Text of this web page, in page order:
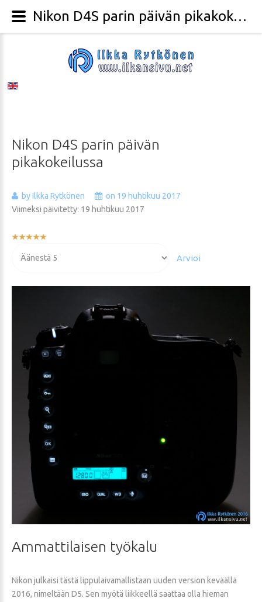
Nikon D4S parin päivän
pikakokeilussa
by Ilkka Rytkönen
on 19 huhtikuu 2017
Viimeksi päivitetty: 19 huhtikuu 2017
Käyttäjän
arvioida
Ammattilaisen työkalu
Nikon julkaisi tästä lippulaivamallistaan uuden version keväällä
2016, nimeltään D5. Sen myötä liikkeellä saattaa olla hieman
Nikon D4S parin päivän pikakokeilussa - Valokuvaaja Ilkka Rytkönen